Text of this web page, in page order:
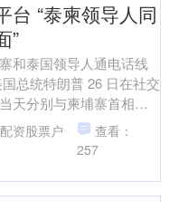
台 “泰柬领导人同
”
和泰国领导人通电话线
总统特朗普 26 日在社交
天分别与柬埔寨首相洪
总理普坦通电话，称两
冲....
资股票户
查看：
257